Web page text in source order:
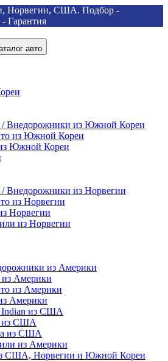
Норвегии, США. Подбор -
Гарантия
авто
/ Внедорожники из Южной Кореи
из Южной Кореи
Южной Кореи
Внедорожники из Норвегии
из Норвегии
Норвегии
из Норвегии
из Америки
Америки
из Америки
Америки
из США
из США
из США
из Америки
США, Норвегии и Южной Кореи